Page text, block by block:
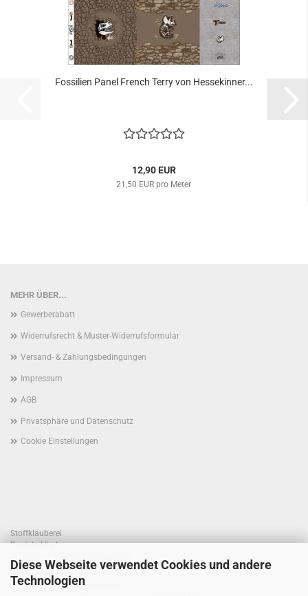
Diese Webseite verwendet Cookies und andere
Technologien
Fossilien Panel French Terry von Hessekinner...
12,90 EUR
21,50 EUR pro Meter
MEHR ÜBER...
Gewerberabatt
Widerrufsrecht & Muster-Widerrufsformular
Versand- & Zahlungsbedingungen
Impressum
AGB
Privatsphäre und Datenschutz
Cookie Einstellungen
Stoffklauberei
Daniela Hierl
Telefon +49 170 41 55 820
E-Mail: info@stoffklauberei.de